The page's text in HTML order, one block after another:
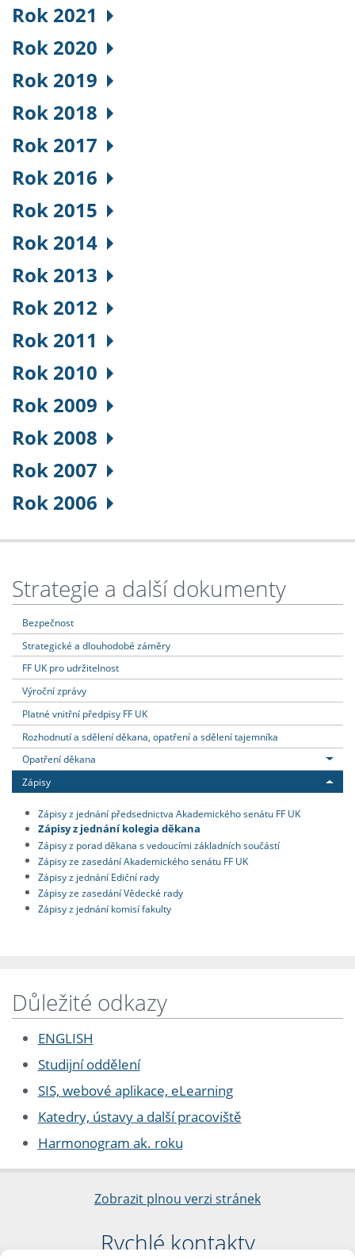
Rok 2021
Rok 2020
Rok 2019
Rok 2018
Rok 2017
Rok 2016
Rok 2015
Rok 2014
Rok 2013
Rok 2012
Rok 2011
Rok 2010
Rok 2009
Rok 2008
Rok 2007
Rok 2006
Strategie a další dokumenty
Bezpečnost
Strategické a dlouhodobé záměry
FF UK pro udržitelnost
Výroční zprávy
Platné vnitřní předpisy FF UK
Rozhodnutí a sdělení děkana, opatření a sdělení tajemníka
Opatření děkana
Zápisy
Zápisy z jednání předsednictva Akademického senátu FF UK
Zápisy z jednání kolegia děkana
Zápisy z porad děkana s vedoucími základních součástí
Zápisy ze zasedání Akademického senátu FF UK
Zápisy z jednání Ediční rady
Zápisy ze zasedání Vědecké rady
Zápisy z jednání komisí fakulty
Důležité odkazy
ENGLISH
Studijní oddělení
SIS, webové aplikace, eLearning
Katedry, ústavy a další pracoviště
Harmonogram ak. roku
Zobrazit plnou verzi stránek
Rychlé kontakty